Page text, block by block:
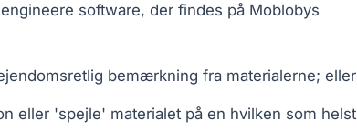
software, der findes på Moblobys
bemærkning fra materialerne; eller
eller 'spejle' materialet på en hvilken som helst